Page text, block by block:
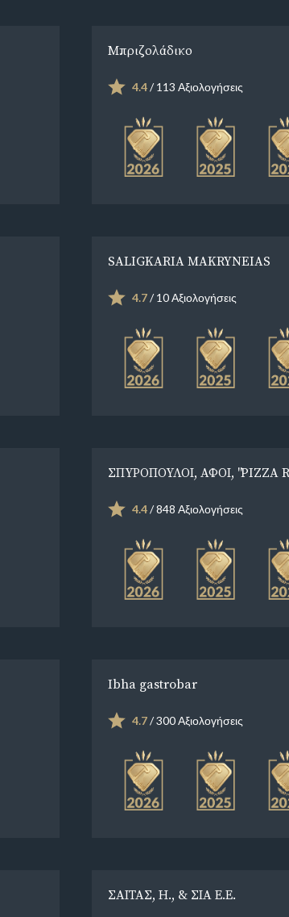
Μπριζολάδικο
4.4/ 113 Αξιολογήσεις
SALIGKARIA MAKRYNEIAS
4.7/ 10 Αξιολογήσεις
ΣΠΥΡΟΠΟΥΛΟΙ, ΑΦΟΙ, "PIZZA
4.4/ 848 Αξιολογήσεις
Ibha gastrobar
4.7/ 300 Αξιολογήσεις
ΣΑΙΤΑΣ, Η., & ΣΙΑ Ε.Ε.